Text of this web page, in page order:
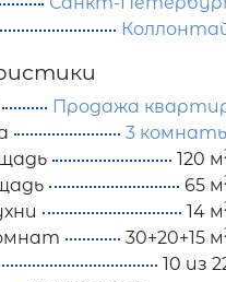
Продажа
3
120 м
65 м
14 м
30+20+15 м
10 из